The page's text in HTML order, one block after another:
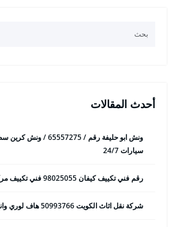
أحدث المقالات
ونش ابو حليفة رقم /
سيارات 24/7
رقم فني تكييف كيفان 98025055 فني تكييف مركزي 24 ساعة
شركة نقل اثاث الكويت 50993766 هاف لوري وانيت نقل عفش